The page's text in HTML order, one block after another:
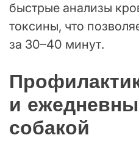
быстрые анализы
токсины, что
за 30–40 минут.
и
собакой